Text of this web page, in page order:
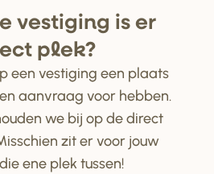
vestiging is er
ect plek?
een vestiging een plaats
aanvraag voor hebben.
we bij op de direct
zit er voor jouw
ene plek tussen!